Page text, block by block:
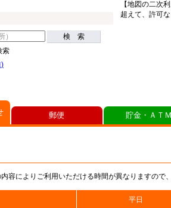
検 索
索
)
【地図の二次
超えて、許可
容によりご利用いただける時間が異なりますので
平日
郵便 貯金・ＡＴ